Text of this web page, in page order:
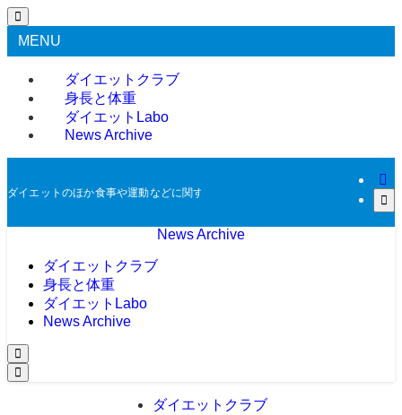
MENU
ダイエットクラブ
身長と体重
ダイエットLabo
News Archive
ダイエットのほか食事や運動などに関する過去のニュースをアーカイブとして
News Archive
ダイエットクラブ
身長と体重
ダイエットLabo
News Archive
ダイエットクラブ